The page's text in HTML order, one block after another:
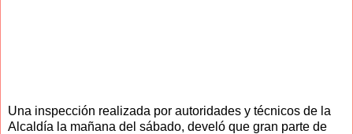
Una inspección realizada por autoridades y técnicos de la
Alcaldía la mañana del sábado, develó que gran parte de